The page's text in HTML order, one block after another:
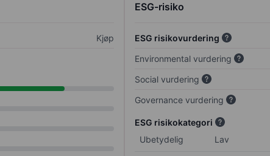
Kjøp
ESG-risiko
ESG risikovurdering
Environmental vurdering
Social vurdering
Governance vurdering
ESG risikokategori
Ubetydelig
Lav